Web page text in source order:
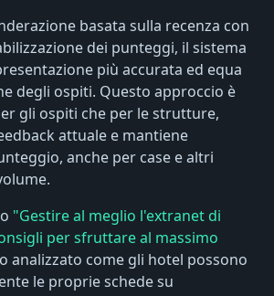
basata sulla recenza con
dei punteggi, il sistema
più accurata ed equa
degli ospiti. Questo approccio è
gli ospiti che per le strutture,
attuale e mantiene
anche per case e altri
"Gestire al meglio l'extranet di
per sfruttare al massimo
analizzato come gli hotel possono
le proprie schede su